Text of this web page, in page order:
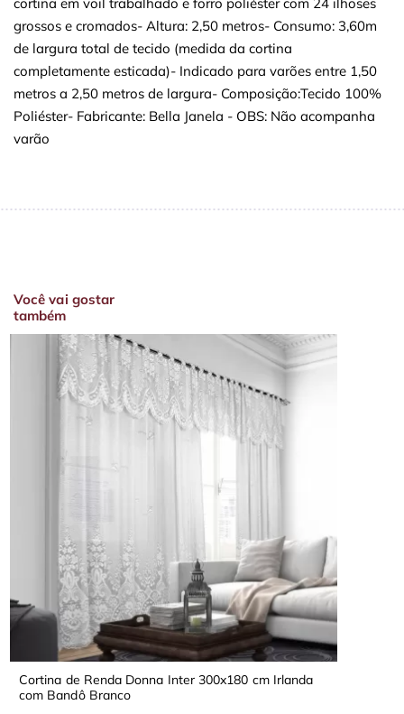
grossos e cromados- Altura: 2,50 metros- Consumo: 3,60m
de largura total de tecido (medida da cortina
completamente esticada)- Indicado para varões entre 1,50
metros a 2,50 metros de largura- Composição:Tecido 100%
Poliéster- Fabricante: Bella Janela - OBS: Não acompanha
varão
Você vai gostar
também
Cortina de Renda Donna Inter 300x180 cm Irlanda
com Bandô Branco